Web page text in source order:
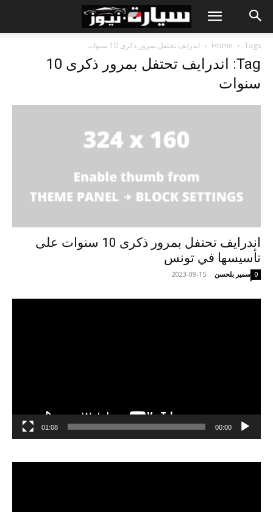
Home Tags اندرايف تحتفل بمرور ذكرى 10 سنوات
Tag: اندرايف تحتفل بمرور ذكرى 10
سنوات
اندرايف تحتفل بمرور ذكرى 10 سنوات على
تأسيسها في تونس
سمير بلحسن -
2023-09-15 0
00:00
01:08